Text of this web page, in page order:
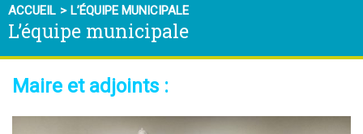
ACCUEIL > L’ÉQUIPE MUNICIPALE
L’équipe municipale
Maire et adjoints :